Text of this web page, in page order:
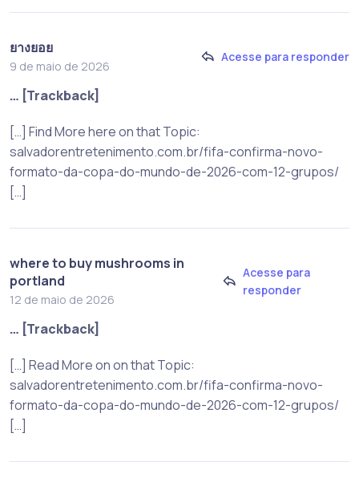
ยางยอย
9 de maio de 2026
Acesse para responder
… [Trackback]
[…] Find More here on that Topic:
salvadorentretenimento.com.br/fifa-confirma-novo-
formato-da-copa-do-mundo-de-2026-com-12-grupos/
[…]
where to buy mushrooms in
portland
12 de maio de 2026
Acesse para
responder
… [Trackback]
[…] Read More on on that Topic:
salvadorentretenimento.com.br/fifa-confirma-novo-
formato-da-copa-do-mundo-de-2026-com-12-grupos/
[…]